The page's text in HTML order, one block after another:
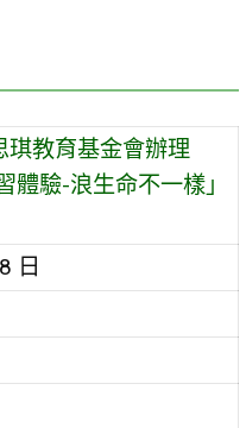
琪教育基金會辦理
體驗-浪生命不一樣」
日